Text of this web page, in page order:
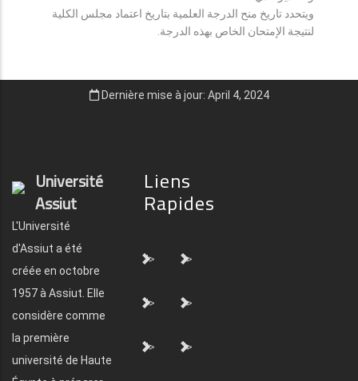
ويتحدد تاريخ منح الدرجة العلمية بتاريخ اعتماد مجلس الكلية
لنتيجة الإمتحان الخاص بهذه الدرجة.
Dernière mise à jour: April 4, 2024
Université
Assiut
L'Université
d'Assiut a été
créée en octobre
1957 à Assiut. Elle
considère comme
la première
université de Haute
Liens
Rapides
"> ">
"> ">
"> ">